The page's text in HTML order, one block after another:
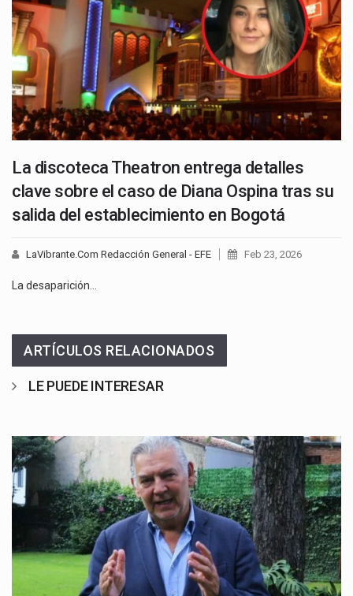
La discoteca Theatron entrega detalles
clave sobre el caso de Diana Ospina tras su
salida del establecimiento en Bogotá
LaVibrante.Com Redacción General - EFE Feb 23, 2026
La desaparición…
ARTÍCULOS RELACIONADOS
LE PUEDE INTERESAR